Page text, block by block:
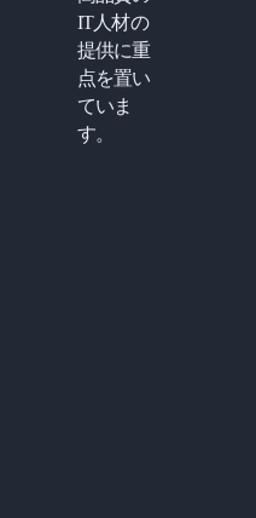
IT人材の
提供に重
点を置い
ていま
す。